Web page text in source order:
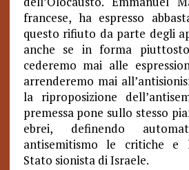
francese, ha espresso
questo rifiuto da parte degli
anche se in forma
cederemo mai alle
arrenderemo mai
la riproposizione
premessa pone sullo stesso
ebrei, definendo
antisemitismo le critiche e
Stato sionista di Israele.